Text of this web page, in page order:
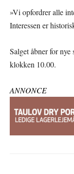
»Vi opfordrer alle
Interessen er
Salget åbner for
klokken 10.00.
ANNONCE